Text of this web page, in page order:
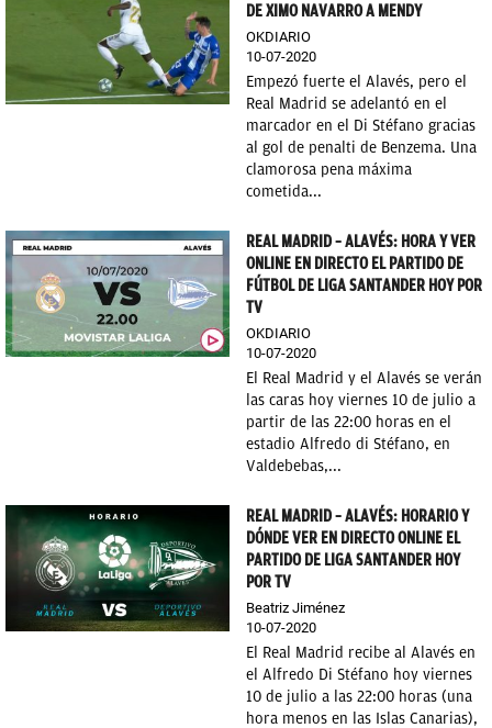
DE XIMO NAVARRO A MENDY
OKDIARIO
10-07-2020
Empezó fuerte el Alavés, pero el
Real Madrid se adelantó en el
marcador en el Di Stéfano gracias
al gol de penalti de Benzema. Una
clamorosa pena máxima
cometida...
REAL MADRID – ALAVÉS: HORA Y VER
ONLINE EN DIRECTO EL PARTIDO DE
FÚTBOL DE LIGA SANTANDER HOY POR
TV
OKDIARIO
10-07-2020
El Real Madrid y el Alavés se verán
las caras hoy viernes 10 de julio a
partir de las 22:00 horas en el
estadio Alfredo di Stéfano, en
Valdebebas,...
REAL MADRID – ALAVÉS: HORARIO Y
DÓNDE VER EN DIRECTO ONLINE EL
PARTIDO DE LIGA SANTANDER HOY
POR TV
Beatriz Jiménez
10-07-2020
El Real Madrid recibe al Alavés en
el Alfredo Di Stéfano hoy viernes
10 de julio a las 22:00 horas (una
hora menos en las Islas Canarias),